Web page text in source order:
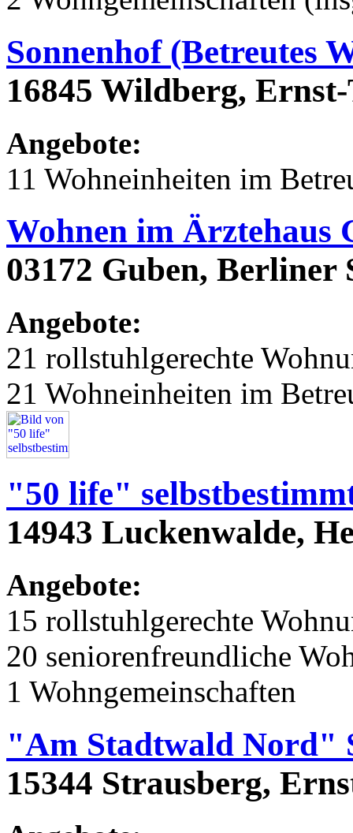
Sonnenhof (Betreutes
16845 Wildberg,
Angebote:
11 Wohneinheiten im
Wohnen im Ärztehaus
03172 Guben, Berliner
Angebote:
21 rollstuhlgerechte
21 Wohneinheiten im
"50 life"
14943 Luckenwalde,
Angebote:
15 rollstuhlgerechte
20 seniorenfreundliche
1 Wohngemeinschaften
"Am Stadtwald Nord"
15344 Strausberg,